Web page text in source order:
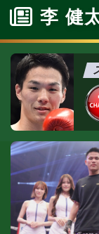
李 健